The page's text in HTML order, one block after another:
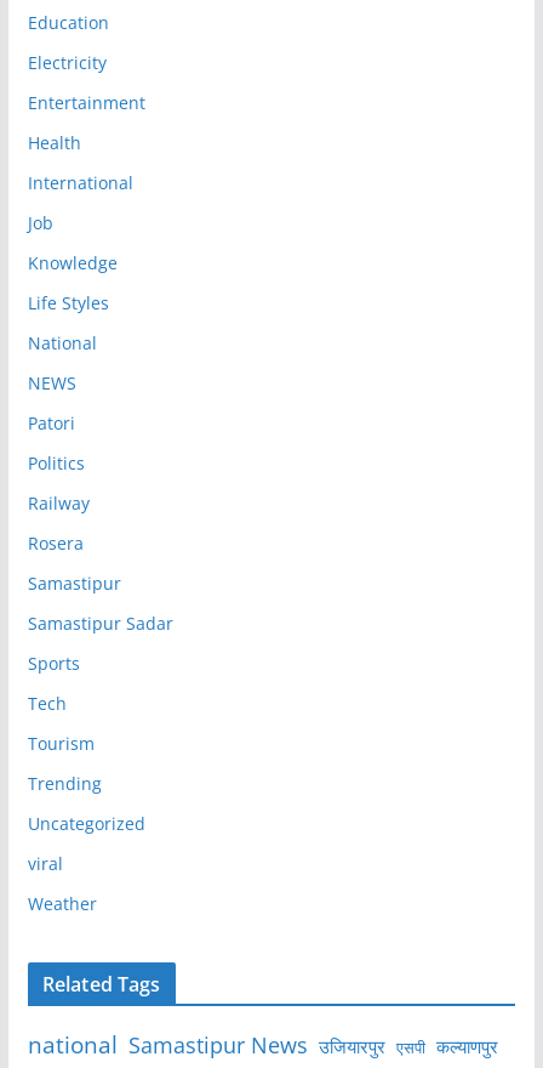
Education
Electricity
Entertainment
Health
International
Job
Knowledge
Life Styles
National
NEWS
Patori
Politics
Railway
Rosera
Samastipur
Samastipur Sadar
Sports
Tech
Tourism
Trending
Uncategorized
viral
Weather
Related Tags
national Samastipur News उजियारपुर एसपी कल्याणपुर